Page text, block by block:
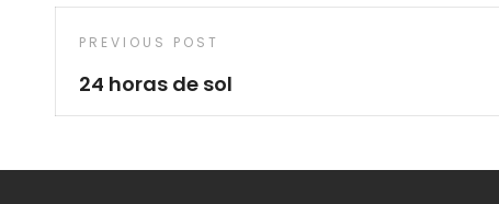
Navegación
de
entradas
Previous
Post
PREVIOUS POST
24 horas de sol